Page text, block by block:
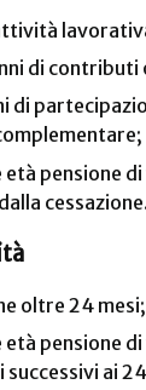
di
di
pensione
oltre 24 mesi;
pensione
successivi ai